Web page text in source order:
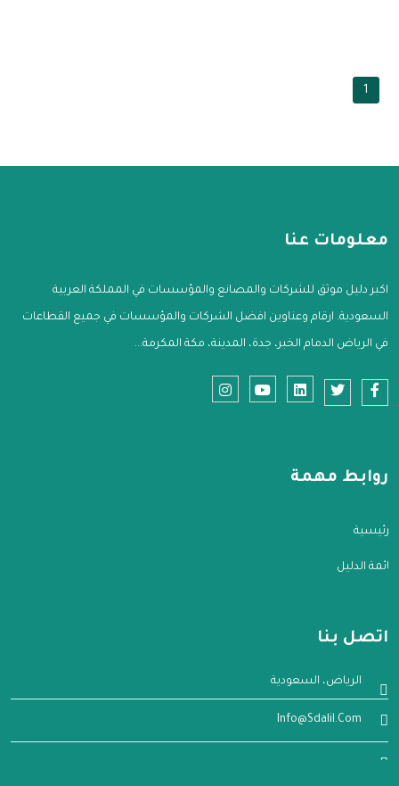
1
معلومات عنا
اكبر دليل موثق للشركات والمصانع والمؤسسات في المملكة العربية
السعودية. ارقام وعناوين افضل الشركات والمؤسسات في جميع القطاعات
في الرياض الدمام الخبر، جدة، المدينة، مكة المكرمة...
روابط مهمة
الرئيسية
قائمة الدليل
اتصل بنا
الرياض، السعودية
Info@sdalil.com